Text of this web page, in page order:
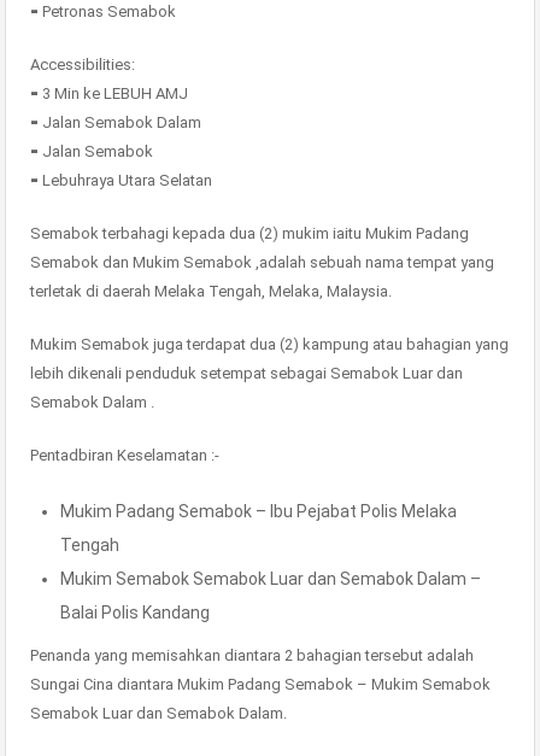
⁃ Petronas Semabok
Accessibilities:
⁃ 3 Min ke LEBUH AMJ
⁃ Jalan Semabok Dalam
⁃ Jalan Semabok
⁃ Lebuhraya Utara Selatan
Semabok terbahagi kepada dua (2) mukim iaitu Mukim Padang
Semabok dan Mukim Semabok ,adalah sebuah nama tempat yang
terletak di daerah Melaka Tengah, Melaka, Malaysia.
Mukim Semabok juga terdapat dua (2) kampung atau bahagian yang
lebih dikenali penduduk setempat sebagai Semabok Luar dan
Semabok Dalam .
Pentadbiran Keselamatan :-
Mukim Padang Semabok – Ibu Pejabat Polis Melaka
Tengah
Mukim Semabok Semabok Luar dan Semabok Dalam –
Balai Polis Kandang
Penanda yang memisahkan diantara 2 bahagian tersebut adalah
Sungai Cina diantara Mukim Padang Semabok – Mukim Semabok
Semabok Luar dan Semabok Dalam.